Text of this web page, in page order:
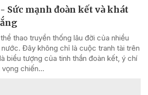
Sức mạnh đoàn kết và khát
thao truyền thống lâu đời của nhiều
Đây không chỉ là cuộc tranh tài trên
biểu tượng của tinh thần đoàn kết, ý chí
chiến...